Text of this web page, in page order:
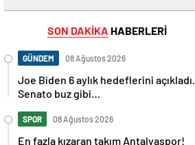
SON DAKİKA HABERLERİ
GÜNDEM 08 Ağustos 2026
Joe Biden 6 aylık hedeflerini açıkladı.
Senato buz gibi…
SPOR 08 Ağustos 2026
En fazla kızaran takım Antalyaspor!